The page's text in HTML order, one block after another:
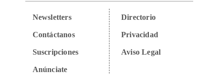
Newsletters
Contáctanos
Suscripciones
Anúnciate
Directorio
Privacidad
Aviso Legal